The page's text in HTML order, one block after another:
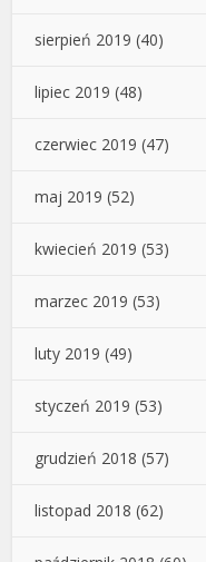
sierpień 2019 (40)
lipiec 2019 (48)
czerwiec 2019 (47)
maj 2019 (52)
kwiecień 2019 (53)
marzec 2019 (53)
luty 2019 (49)
styczeń 2019 (53)
grudzień 2018 (57)
listopad 2018 (62)